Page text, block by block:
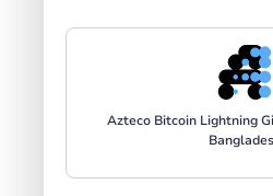
Azteco Bitcoin Lightning